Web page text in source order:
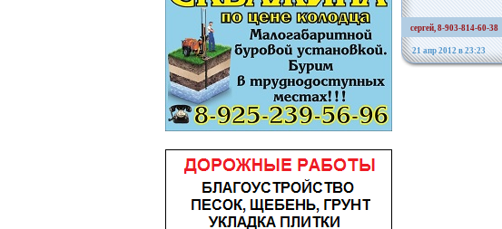
сергей, 8-903-814-60-38
21 апр 2012 в 23:23